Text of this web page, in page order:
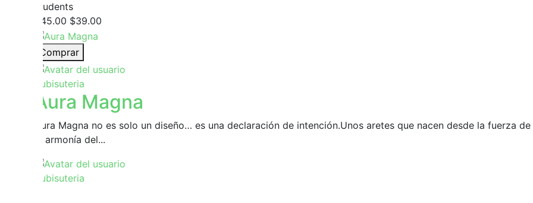
students
$45.00 $39.00
Comprar
Yubisuteria
Aura Magna
Aura Magna no es solo un diseño… es una declaración de intención.Unos aretes que nacen desde la fuerza
la armonía del...
Yubisuteria